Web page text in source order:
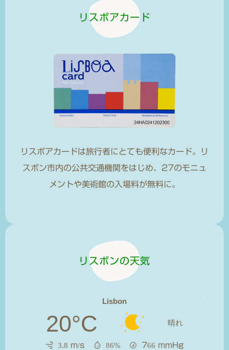
リスボアカード
リスボアカードは旅行者にとても便利なカード。リ
スボン市内の公共交通機関をはじめ、27のモニュ
メントや美術館の入場料が無料に。
リスボンの天気
Lisbon
20°C 晴れ
3.8 m/s 86% 766 mmHg